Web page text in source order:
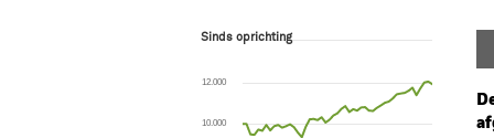
Sinds oprichting
The chart has 1 X axis displaying Time.
The chart has 1 Y axis displaying values.
Sinds oprichting
10.000
12.000